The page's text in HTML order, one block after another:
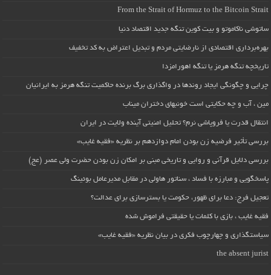
From the Strait of Hormuz to the Bitcoin Strait
ساتوشی ناکاموتو و بیت کوین تنگه جدید اقتصاد دنیا
بهره‌برداری اقتصادی از نارضایتی مردم و تبدیل اعتراض به کد تخفیف
تاریخچه تنگه هرمز یا تنگه اهورامزدا
چرایی و چگونگی ایجاد روندها در واگذاری برگ برنده حاکمیت تنگه هرمز به ایرانیان
مین ، آب و چه حکایتی است خونبهای دختران میناب
انتقال قدرت یا فروپاشی نرم؟ تحلیل امنیتی آینده ولایت در ایران
بررسی تأثیر فرضیه زن بودن امام دوازدهم بر نظریه «فقیه غایب»
بررسی دلایل قرآنی و روایی و تاریخی مبنی بر امکان زن بودن حضرت ولی عصر (عج)
پاسخگویی و مبارزه با فساد ، سناتور هاولی در مقابل مدیرعامل بوئینگ
تعجیل فرج: دعا برای ظهور، حکومت یا بسترسازی برای عدالت؟
فقیه غایب ، بازی با کلمات یا حقیقتی فراموش شده
سیاستگذاری و چهارچوب فکری در بیان نظریه «فقیه غایب»
the absent jurist